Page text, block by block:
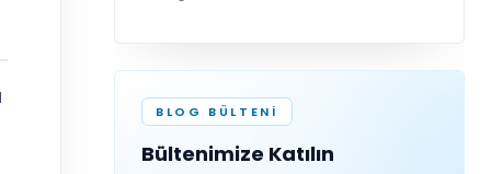
BLOG BÜLTENI
Bültenimize Katılın